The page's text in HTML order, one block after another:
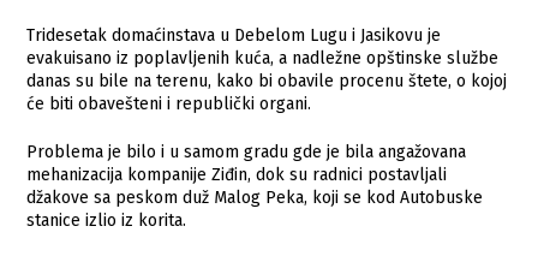
Tridesetak domaćinstava u Debelom Lugu i Jasikovu je
evakuisano iz poplavljenih kuća, a nadležne opštinske službe
danas su bile na terenu, kako bi obavile procenu štete, o kojoj
će biti obavešteni i republički organi.
Problema je bilo i u samom gradu gde je bila angažovana
mehanizacija kompanije Ziđin, dok su radnici postavljali
džakove sa peskom duž Malog Peka, koji se kod Autobuske
stanice izlio iz korita.